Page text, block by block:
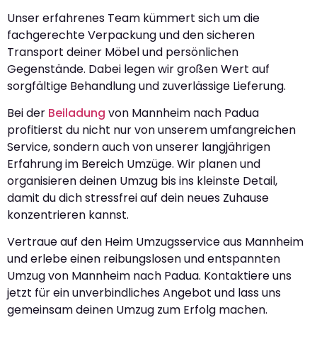
Unser erfahrenes Team kümmert sich um die
fachgerechte Verpackung und den sicheren
Transport deiner Möbel und persönlichen
Gegenstände. Dabei legen wir großen Wert auf
sorgfältige Behandlung und zuverlässige Lieferung.
Bei der Beiladung von Mannheim nach Padua
profitierst du nicht nur von unserem umfangreichen
Service, sondern auch von unserer langjährigen
Erfahrung im Bereich Umzüge. Wir planen und
organisieren deinen Umzug bis ins kleinste Detail,
damit du dich stressfrei auf dein neues Zuhause
konzentrieren kannst.
Vertraue auf den Heim Umzugsservice aus Mannheim
und erlebe einen reibungslosen und entspannten
Umzug von Mannheim nach Padua. Kontaktiere uns
jetzt für ein unverbindliches Angebot und lass uns
gemeinsam deinen Umzug zum Erfolg machen.